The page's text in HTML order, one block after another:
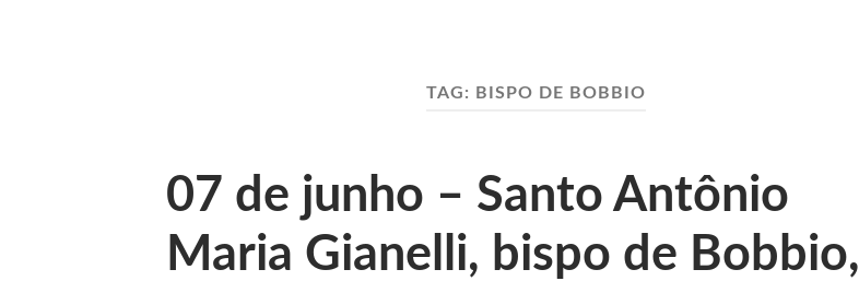
TAG: BISPO DE BOBBIO
07 de junho – Santo Antônio
Maria Gianelli, bispo de Bobbio,